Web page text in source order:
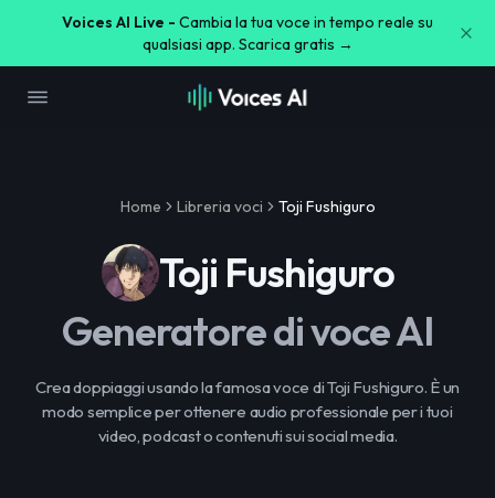
Voices AI Live - Cambia la tua voce in tempo reale su
qualsiasi app. Scarica gratis →
Home Libreria voci Toji Fushiguro
Toji Fushiguro
Generatore di voce AI
Crea doppiaggi usando la famosa voce di Toji Fushiguro. È un
modo semplice per ottenere audio professionale per i tuoi
video, podcast o contenuti sui social media.